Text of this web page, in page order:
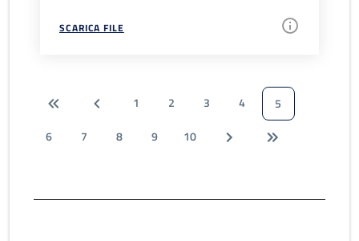
SCARICA FILE
1 2 3 4
5
6
7 8 9 10